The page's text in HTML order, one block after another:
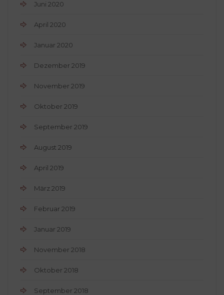
Juni 2020
April 2020
Januar 2020
Dezember 2019
November 2019
Oktober 2019
September 2019
August 2019
April 2019
März 2019
Februar 2019
Januar 2019
November 2018
Oktober 2018
September 2018